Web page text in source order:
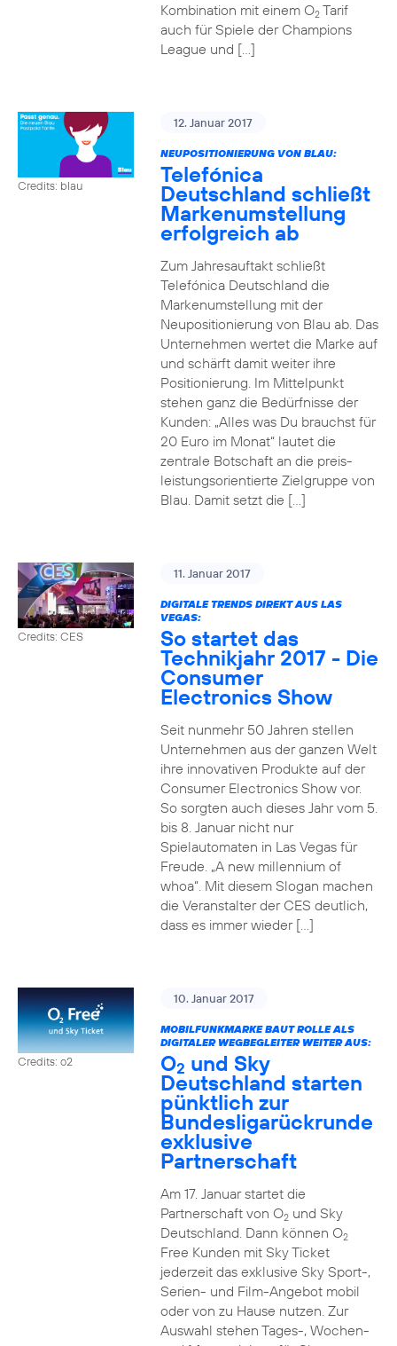
Kombination mit einem O2Tarif
auch für Spiele der Champions
League und […]
Credits: blau
12. Januar 2017
NEUPOSITIONIERUNG VON BLAU:
Telefónica
Deutschland schließt
Markenumstellung
erfolgreich ab
Zum Jahresauftakt schließt
Telefónica Deutschland die
Markenumstellung mit der
Neupositionierung von Blau ab. Das
Unternehmen wertet die Marke auf
und schärft damit weiter ihre
Positionierung. Im Mittelpunkt
stehen ganz die Bedürfnisse der
Kunden: „Alles was Du brauchst für
20 Euro im Monat“ lautet die
zentrale Botschaft an die preis-
leistungsorientierte Zielgruppe von
Blau. Damit setzt die […]
Credits: CES
11. Januar 2017
DIGITALE TRENDS DIREKT AUS LAS
VEGAS:
So startet das
Technikjahr 2017 - Die
Consumer
Electronics Show
Seit nunmehr 50 Jahren stellen
Unternehmen aus der ganzen Welt
ihre innovativen Produkte auf der
Consumer Electronics Show vor.
So sorgten auch dieses Jahr vom 5.
bis 8. Januar nicht nur
Spielautomaten in Las Vegas für
Freude. „A new millennium of
whoa“. Mit diesem Slogan machen
die Veranstalter der CES deutlich,
dass es immer wieder […]
Credits: o2
10. Januar 2017
MOBILFUNKMARKE BAUT ROLLE ALS
DIGITALER WEGBEGLEITER WEITER AUS:
O2 und Sky
Deutschland starten
pünktlich zur
Bundesligarückrunde
exklusive
Partnerschaft
Am 17. Januar startet die
Partnerschaft von O2und Sky
Deutschland. Dann können O2
Free Kunden mit Sky Ticket
jederzeit das exklusive Sky Sport-,
Serien- und Film-Angebot mobil
oder von zu Hause nutzen. Zur
Auswahl stehen Tages-, Wochen-